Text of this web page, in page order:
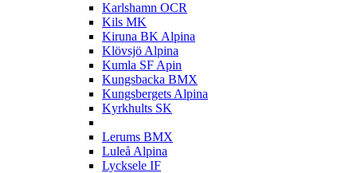
Karlshamn OCR
Kils MK
Kiruna BK Alpina
Klövsjö Alpina
Kumla SF Apin
Kungsbacka BMX
Kungsbergets Alpina
Kyrkhults SK
Lerums BMX
Luleå Alpina
Lycksele IF